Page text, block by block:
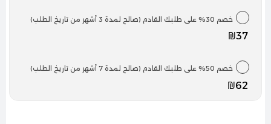
خصم 30% على طلبك القادم (صالح لمدة 3 أشهر من تاريخ الطلب)
₪37
خصم 50% على طلبك القادم (صالح لمدة 7 أشهر من تاريخ الطلب)
₪62